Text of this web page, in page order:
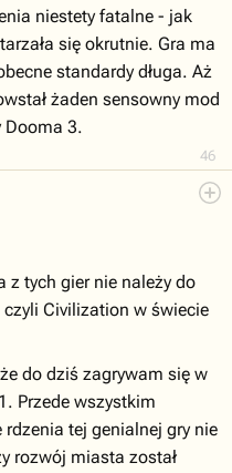
46
niestety fatalne - jak
się okrutnie. Gra ma
standardy długa. Aż
żaden sensowny mod
Dooma 3.
z tych gier nie należy do
Civilization w świecie
do dziś zagrywam się w
Przede wszystkim
tej genialnej gry nie
rozwój miasta został